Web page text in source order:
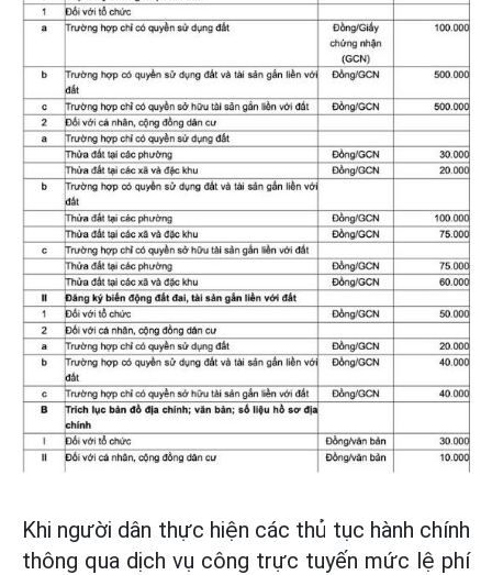
Khi người dân thực hiện các thủ tục hành chính
thông qua dịch vụ công trực tuyến mức lệ phí